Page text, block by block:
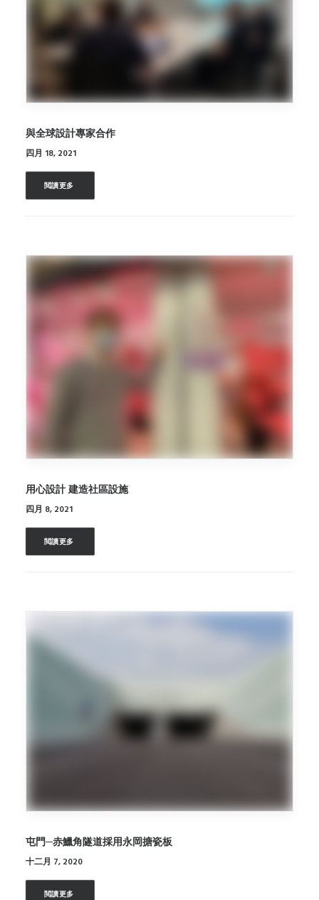
與全球設計專家合作
四月 18, 2021
閲讀更多
用心設計 建造社區設施
四月 8, 2021
閲讀更多
屯門─赤鱲角隧道採用永岡搪瓷板
十二月 7, 2020
閲讀更多